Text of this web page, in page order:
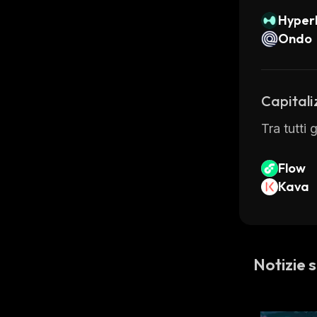
Ondo
Tra tutti
Flow
Kava
Notizie